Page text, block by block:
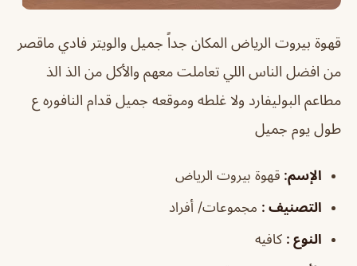
قهوة بيروت الرياض المكان جداً جميل والويتر فادي ماقصر
من افضل الناس اللي تعاملت معهم والأكل من الذ الذ
مطاعم البوليفارد ولا غلطه وموقعه جميل قدام النافوره ع
طول يوم جميل
الإسم: قهوة بيروت الرياض
التصنيف : مجموعات/ أفراد
النوع : كافيه